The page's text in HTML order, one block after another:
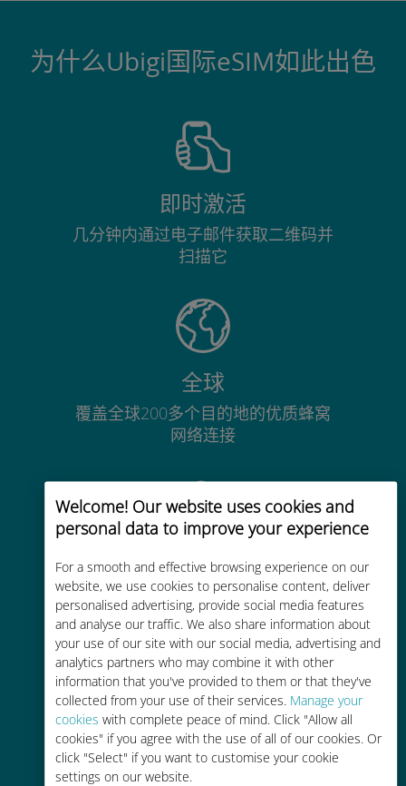
Welcome! Our website uses cookies and
personal data to improve your experience
For a smooth and effective browsing experience on our
website, we use cookies to personalise content, deliver
personalised advertising, provide social media features
and analyse our traffic. We also share information about
your use of our site with our social media, advertising and
analytics partners who may combine it with other
information that you've provided to them or that they've
collected from your use of their services. Manage your
cookies with complete peace of mind. Click "Allow all
cookies" if you agree with the use of all of our cookies. Or
click "Select" if you want to customise your cookie
settings on our website.
为什么Ubigi国际eSIM如此出色
即时激活
几分钟内通过电子邮件获取二维码并
扫描它
全球
覆盖全球200多个目的地的优质蜂窝
网络连接
经济实惠
比现有运营商的漫游费便宜高达90%
轻松充值
通过Ubigi应用随时随地通话，即使
没有Wi-Fi或剩余流量也能畅聊